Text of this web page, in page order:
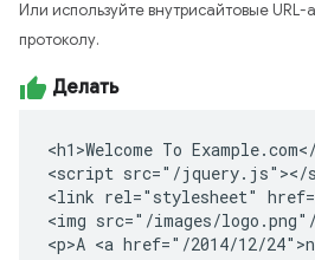
Или используйте внутрисайтовые
протоколу.
Делать
<h1>Welcome To
<script src="/jquery.js"></
<link rel="stylesheet"
<img src="/images/
<p>A <a href="/2014/12/